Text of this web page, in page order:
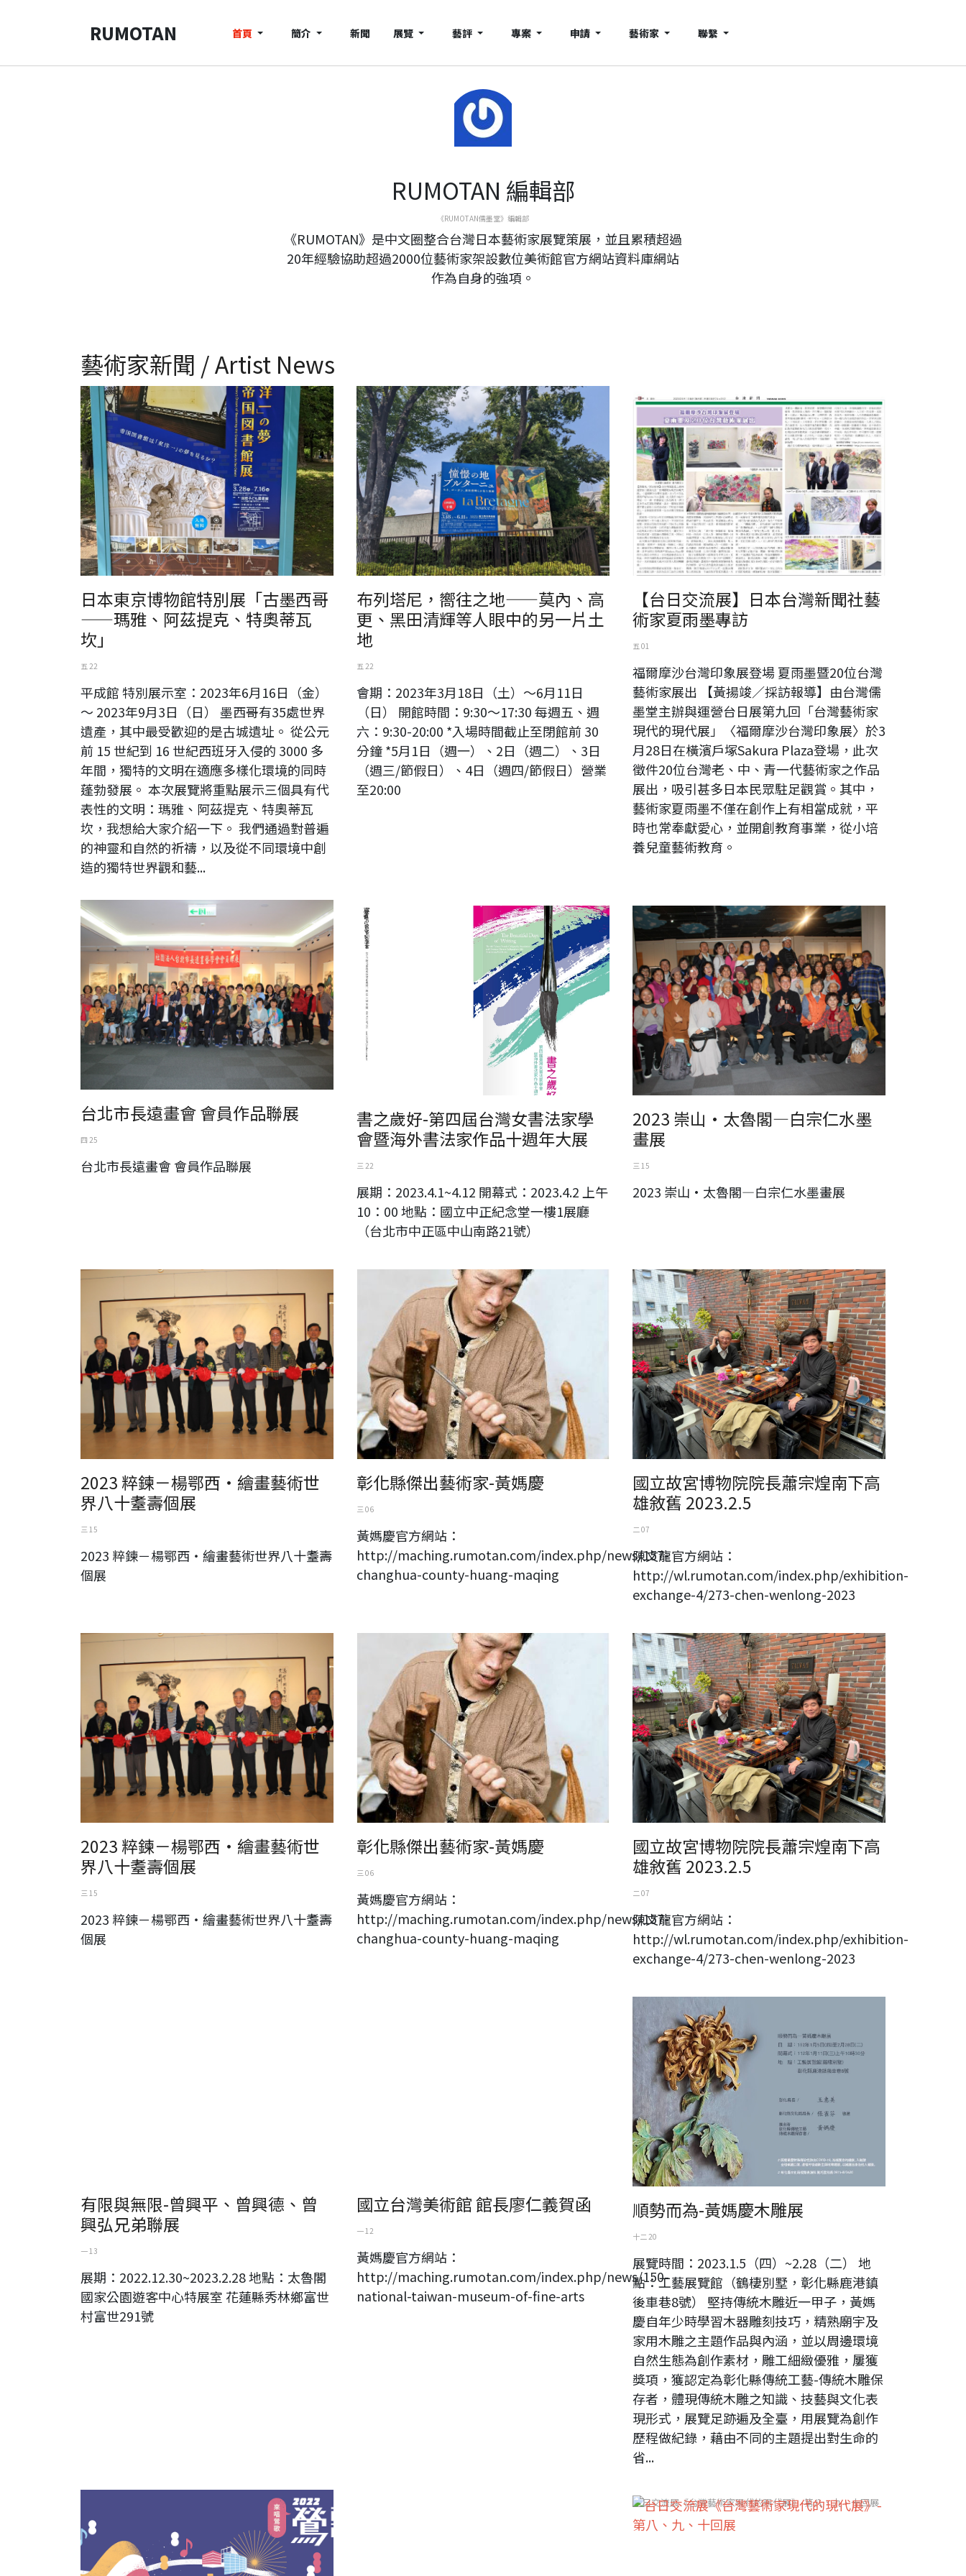
RUMOTAN 首頁 簡介 新聞 展覽 藝評 專案 申請 藝術家 聯繫
RUMOTAN 編輯部
《RUMOTAN儒墨堂》編輯部
《RUMOTAN》是中文圈整合台灣日本藝術家展覽策展，並且累積超過
20年經驗協助超過2000位藝術家架設數位美術館官方網站資料庫網站
作為自身的強項。
藝術家新聞 / Artist News
日本東京博物館特別展「古墨西哥
——瑪雅、阿茲提克、特奧蒂瓦
坎」
五 22
平成館 特別展示室：2023年6月16日（金）
～ 2023年9月3日（日） 墨西哥有35處世界
遺產，其中最受歡迎的是古城遺址。 從公元
前 15 世紀到 16 世紀西班牙入侵的 3000 多
年間，獨特的文明在適應多樣化環境的同時
蓬勃發展。 本次展覽將重點展示三個具有代
表性的文明：瑪雅、阿茲提克、特奧蒂瓦
坎，我想給大家介紹一下。 我們通過對普遍
的神靈和自然的祈禱，以及從不同環境中創
造的獨特世界觀和藝...
布列塔尼，嚮往之地——莫內、高
更、黑田清輝等人眼中的另一片土
地
五 22
會期：2023年3月18日（土）～6月11日
（日） 開館時間：9:30～17:30 每週五、週
六：9:30-20:00 *入場時間截止至閉館前 30
分鐘 *5月1日（週一）、2日（週二）、3日
（週三/節假日）、4日（週四/節假日）營業
至20:00
【台日交流展】日本台灣新聞社藝
術家夏雨墨專訪
五 01
福爾摩沙台灣印象展登場 夏雨墨暨20位台灣
藝術家展出 【黃揚竣／採訪報導】由台灣儒
墨堂主辦與運營台日展第九回「台灣藝術家
現代的現代展」〈福爾摩沙台灣印象展〉於3
月28日在橫濱戶塚Sakura Plaza登場，此次
徵件20位台灣老、中、青一代藝術家之作品
展出，吸引甚多日本民眾駐足觀賞。其中，
藝術家夏雨墨不僅在創作上有相當成就，平
時也常奉獻愛心，並開創教育事業，從小培
養兒童藝術教育。
台北市長遠畫會 會員作品聯展
四 25
台北市長遠畫會 會員作品聯展
書之歲好-第四屆台灣女書法家學會暨海外書法家作品十週年
大展
書之歲好-第四屆台灣女書法家學
會暨海外書法家作品十週年大展
三 22
展期：2023.4.1~4.12 開幕式：2023.4.2 上午
10：00 地點：國立中正紀念堂一樓1展廳
（台北市中正區中山南路21號）
2023 崇山•太魯閣—白宗仁水墨畫展
2023 崇山•太魯閣—白宗仁水墨
畫展
三 15
2023 崇山•太魯閣—白宗仁水墨畫展
2023 粹鍊－楊鄂西‧繪畫藝術世界八十耋壽個展
2023 粹鍊－楊鄂西‧繪畫藝術世
界八十耋壽個展
三 15
2023 粹鍊－楊鄂西‧繪畫藝術世界八十耋壽
個展
彰化縣傑出藝術家-黃媽慶
彰化縣傑出藝術家-黃媽慶
三 06
黃媽慶官方網站：
http://maching.rumotan.com/index.php/news/157-
changhua-county-huang-maqing
國立故宮博物院院長蕭宗煌南下高雄敘舊2023.2.5
國立故宮博物院院長蕭宗煌南下高
雄敘舊 2023.2.5
二 07
陳文龍官方網站：
http://wl.rumotan.com/index.php/exhibition-
exchange-4/273-chen-wenlong-2023
2023 粹鍊－楊鄂西‧繪畫藝術世界八十耋壽個展
2023 粹鍊－楊鄂西‧繪畫藝術世
界八十耋壽個展
三 15
2023 粹鍊－楊鄂西‧繪畫藝術世界八十耋壽
個展
彰化縣傑出藝術家-黃媽慶
彰化縣傑出藝術家-黃媽慶
三 06
黃媽慶官方網站：
http://maching.rumotan.com/index.php/news/157-
changhua-county-huang-maqing
國立故宮博物院院長蕭宗煌南下高雄敘舊2023.2.5
國立故宮博物院院長蕭宗煌南下高
雄敘舊 2023.2.5
二 07
陳文龍官方網站：
http://wl.rumotan.com/index.php/exhibition-
exchange-4/273-chen-wenlong-2023
有限與無限-曾興平、曾興德、曾
興弘兄弟聯展
一 13
展期：2022.12.30~2023.2.28 地點：太魯閣
國家公園遊客中心特展室 花蓮縣秀林鄉富世
村富世291號
國立台灣美術館 館長廖仁義賀函
一 12
黃媽慶官方網站：
http://maching.rumotan.com/index.php/news/150-
national-taiwan-museum-of-fine-arts
順勢而為-黃媽慶木雕展
順勢而為-黃媽慶木雕展
十二 20
展覽時間：2023.1.5（四）~2.28（二） 地
點：工藝展覽館（鶴棲別墅，彰化縣鹿港鎮
後車巷8號） 堅持傳統木雕近一甲子，黃媽
慶自年少時學習木器雕刻技巧，精熟廟宇及
家用木雕之主題作品與內涵，並以周邊環境
自然生態為創作素材，雕工細緻優雅，屢獲
獎項，獲認定為彰化縣傳統工藝-傳統木雕保
存者，體現傳統木雕之知識、技藝與文化表
現形式，展覽足跡遍及全臺，用展覽為創作
歷程做紀錄，藉由不同的主題提出對生命的
省...
台日交流展《台灣藝術家現代的現代展》-第八、九、十回展